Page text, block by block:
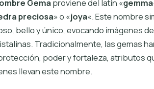
Gemaproviene del latín «gemma
preciosa» o «joya«. Este nombre
bello y único, evocando imágenes
Tradicionalmente, las gemas
poder y fortaleza, atributos
llevan este nombre.